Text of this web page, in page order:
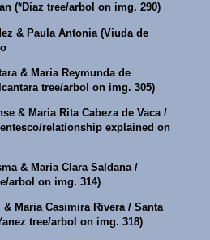
(*Diaz tree/arbol on img. 290)
& Paula Antonia (Viuda de
& Maria Reymunda de
tree/arbol on img. 305)
& Maria Rita Cabeza de Vaca /
relationship explained on
& Maria Clara Saldana /
arbol on img. 314)
Maria Casimira Rivera / Santa
tree/arbol on img. 318)